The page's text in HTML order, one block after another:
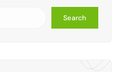
Search